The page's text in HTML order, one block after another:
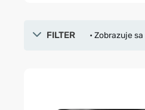
FILTER • Zobrazuje